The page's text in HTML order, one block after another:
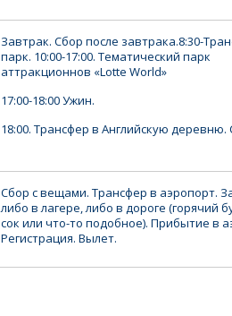
Завтрак. Сбор после завтрака.8:30-
парк. 10:00-17:00. Тематический парк
аттракционнов «Lotte World»
17:00-18:00 Ужин.
18:00. Трансфер в Английскую деревню.
Сбор с вещами. Трансфер в аэропорт.
либо в лагере, либо в дороге (горячий
сок или что-то подобное). Прибытие в
Регистрация. Вылет.